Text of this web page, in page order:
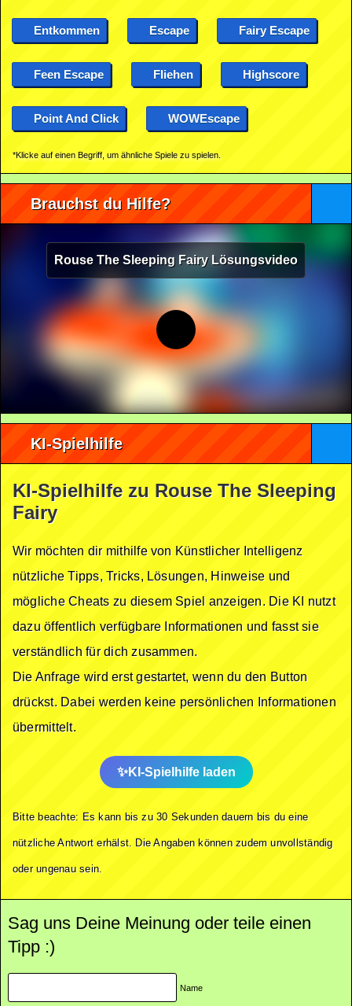
Entkommen Escape Fairy Escape
Feen Escape Fliehen Highscore
Point And Click WOWEscape
*Klicke auf einen Begriff, um ähnliche Spiele zu spielen.
Brauchst du Hilfe?
Rouse The Sleeping Fairy Lösungsvideo
KI-Spielhilfe
KI-Spielhilfe zu Rouse The Sleeping
Fairy
Wir möchten dir mithilfe von Künstlicher Intelligenz
nützliche Tipps, Tricks, Lösungen, Hinweise und
mögliche Cheats zu diesem Spiel anzeigen. Die KI nutzt
dazu öffentlich verfügbare Informationen und fasst sie
verständlich für dich zusammen.
Die Anfrage wird erst gestartet, wenn du den Button
drückst. Dabei werden keine persönlichen Informationen
übermittelt.
KI-Spielhilfe laden
Bitte beachte: Es kann bis zu 30 Sekunden dauern bis du eine
nützliche Antwort erhälst. Die Angaben können zudem unvollständig
oder ungenau sein.
Sag uns Deine Meinung oder teile einen
Tipp :)
Name